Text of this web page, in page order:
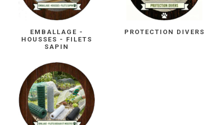
EMBALLAGE -
HOUSSES - FILETS
SAPIN
PROTECTION DIVERS